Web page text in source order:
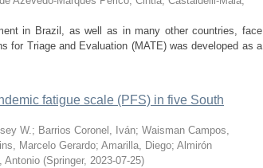
in Brazil, as well as in many other countries, face
for Triage and Evaluation (MATE) was developed as a
fatigue scale (PFS) in five South
W.; Barrios Coronel, Iván; Waisman Campos,
Marcelo Gerardo; Amarilla, Diego; Almirón
Antonio (Springer, 2023-07-25)